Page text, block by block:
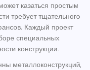
казаться простым
требует тщательного
Каждый проект
специальных
конструкции.
металлоконструкций,